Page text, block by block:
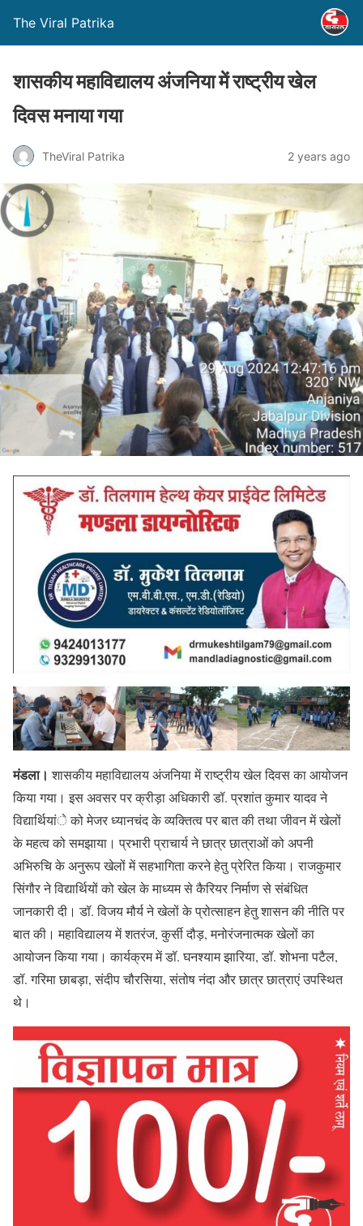
The Viral Patrika
शासकीय महाविद्यालय अंजनिया में राष्ट्रीय खेल
दिवस मनाया गया
TheViral Patrika 2 years ago
मंडला। शासकीय महाविद्यालय अंजनिया में राष्ट्रीय खेल दिवस का आयोजन
किया गया। इस अवसर पर क्रीड़ा अधिकारी डॉ. प्रशांत कुमार यादव ने
विद्यार्थियांे को मेजर ध्यानचंद के व्यक्तित्व पर बात की तथा जीवन में खेलों
के महत्व को समझाया। प्रभारी प्राचार्य ने छात्र छात्राओं को अपनी
अभिरुचि के अनुरूप खेलों में सहभागिता करने हेतु प्रेरित किया। राजकुमार
सिंगौर ने विद्यार्थियों को खेल के माध्यम से कैरियर निर्माण से संबंधित
जानकारी दी। डॉ. विजय मौर्य ने खेलों के प्रोत्साहन हेतु शासन की नीति पर
बात की। महाविद्यालय में शतरंज, कुर्सी दौड़, मनोरंजनात्मक खेलों का
आयोजन किया गया। कार्यक्रम में डॉ. घनश्याम झारिया, डॉ. शोभना पटैल,
डॉ. गरिमा छाबड़ा, संदीप चौरसिया, संतोष नंदा और छात्र छात्राएं उपस्थित
थे।